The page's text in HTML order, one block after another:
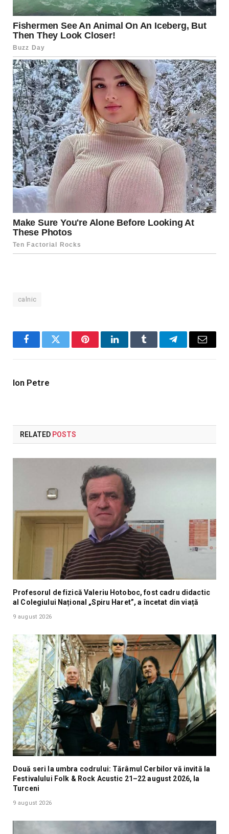
calnic
FacebookTwitter PinterestLinkedInTumblr TelegramEmail
Ion Petre
RELATED POSTS
Profesorul de fizică Valeriu Hotoboc, fost cadru didactic
al Colegiului Național „Spiru Haret”, a încetat din viață
9 august 2026
Două seri la umbra codrului: Tărâmul Cerbilor vă invită la
Festivalului Folk & Rock Acustic 21–22 august 2026, la
Turceni
9 august 2026